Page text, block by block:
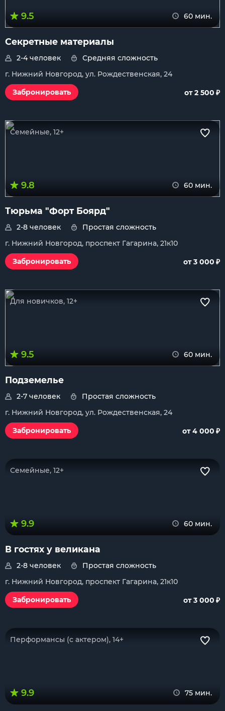
9.5 60 мин.
Секретные материалы
2-4 человек
Средняя сложность
г. Нижний Новгород, ул. Рождественская, 24
Забронировать
от 2 500 ₽
Семейные, 12+
9.8 60 мин.
Тюрьма "Форт Боярд"
2-8 человек
Простая сложность
г. Нижний Новгород, проспект Гагарина, 21к10
Забронировать
от 3 000 ₽
Для новичков, 12+
9.5 60 мин.
Подземелье
2-7 человек
Простая сложность
г. Нижний Новгород, ул. Рождественская, 24
Забронировать
от 4 000 ₽
Семейные, 12+
9.9 60 мин.
В гостях у великана
2-8 человек
Простая сложность
г. Нижний Новгород, проспект Гагарина, 21к10
Забронировать
от 3 000 ₽
Перформансы (с актером), 14+
9.9 75 мин.